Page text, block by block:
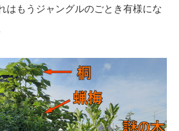
はもうジャングルのごとき有様にな